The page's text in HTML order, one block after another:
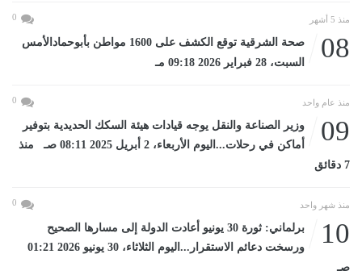
منذ 5 أشهر 0
08
صحة الشرقية توقع الكشف على 1600 مواطن بأبوحمادالأمس
السبت، 28 فبراير 2026 09:18 مـ
منذ عام واحد 0
09
وزير الصناعة والنقل يوجه قيادات هيئة السكك الحديدية بتوفير
أماكن في رحلات...اليوم الأربعاء، 2 أبريل 2025 08:11 صـ منذ
7 دقائق
منذ شهر واحد 0
10
برلماني: ثورة 30 يونيو أعادت الدولة إلى مسارها الصحيح
ورسخت دعائم الاستقرار...اليوم الثلاثاء، 30 يونيو 2026 01:21
صـ